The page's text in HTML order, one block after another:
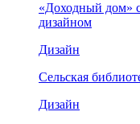
«Доходный дом»
дизайном
Дизайн
Сельская
Дизайн